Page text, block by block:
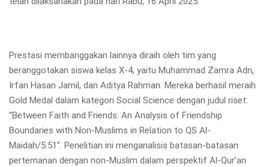
Prestasi membanggakan lainnya diraih oleh tim yang
beranggotakan siswa kelas X-4, yaitu Muhammad Zamra Adn,
Irfan Hasan Jamil, dan Aditya Rahman. Mereka berhasil meraih
Gold Medal dalam kategori Social Science dengan judul riset:
“Between Faith and Friends: An Analysis of Friendship
Boundaries with Non-Muslims in Relation to QS Al-
Maidah/5:51”. Penelitian ini menganalisis batasan-batasan
pertemanan dengan non-Muslim dalam perspektif Al-Qur’an